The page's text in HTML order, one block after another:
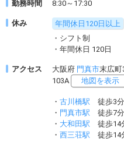
勤務時間 8:30～17:30
休み
年間休日120日以上
・シフト制
・年間休日 120日
アクセス 大阪府 門真市末広町
103A
地図を表示
・ 古川橋駅 徒歩3分
・ 門真市駅 徒歩7分
・ 大和田駅 徒歩14
・ 西三荘駅 徒歩14